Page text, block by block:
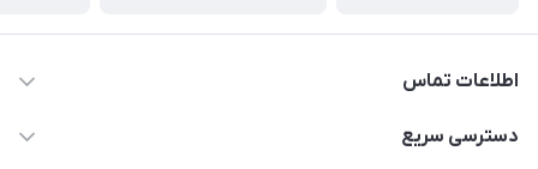
اطلاعات تماس
09171115348
دسترسی سریع